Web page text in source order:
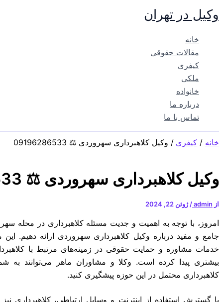
پرش
به
وکیل در تهران
خانه
مقالات حقوقی
کیفری
ملکی
خانواده
درباره ما
تماس با ما
خانه کیفری وکیل‌ کلاهبرداری سهروردی ⚖️ 09196286533
وکیل‌ کلاهبرداری سهروردی ⚖️ 09196286533
از admin
/ژوئن 22, 2024
امروز، با توجه به اهمیت و جدیت مسئله کلاهبرداری در محله
جامع و مفید درباره وکیل‌ کلاهبرداری سهروردی ارائه دهیم.
خدمات مشاوره و حمایت حقوقی در زمینه‌های مرتبط با
بیشتری پیدا کرده است. وکلا و مشاوران ماهر می‌توانند به
کلاهبرداری محتمل در این حوزه پیشگیری کنید.
با گسترش استفاده از اینترنت و وسایل ارتباطی،